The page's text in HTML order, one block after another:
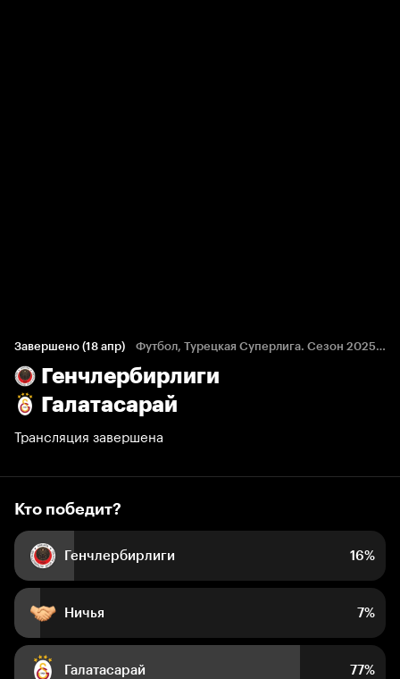
Завершено (18 апр) Футбол, Турецкая Суперлига. Сезон 2025/26
Генчлербирлиги
Галатасарай
Трансляция завершена
16% 7%
Кто победит?
Генчлербирлиги 16%
Ничья 7%
Галатасарай 77%